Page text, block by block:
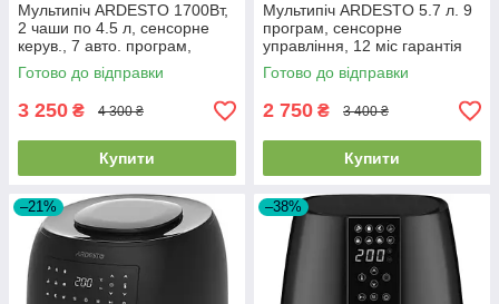
Мультипіч ARDESTO 1700Вт,
2 чаши по 4.5 л, сенсорне
керув., 7 авто. програм,
пластик, чорний AF-H-EDB9L
Готово до відправки
3 250 ₴ 4 300 ₴
Купити
Мультипіч ARDESTO 5.7 л. 9
програм, сенсорне
управління, 12 міс гарантія
AF-H-E74L
Готово до відправки
2 750 ₴ 3 400 ₴
Купити
–21% –38%